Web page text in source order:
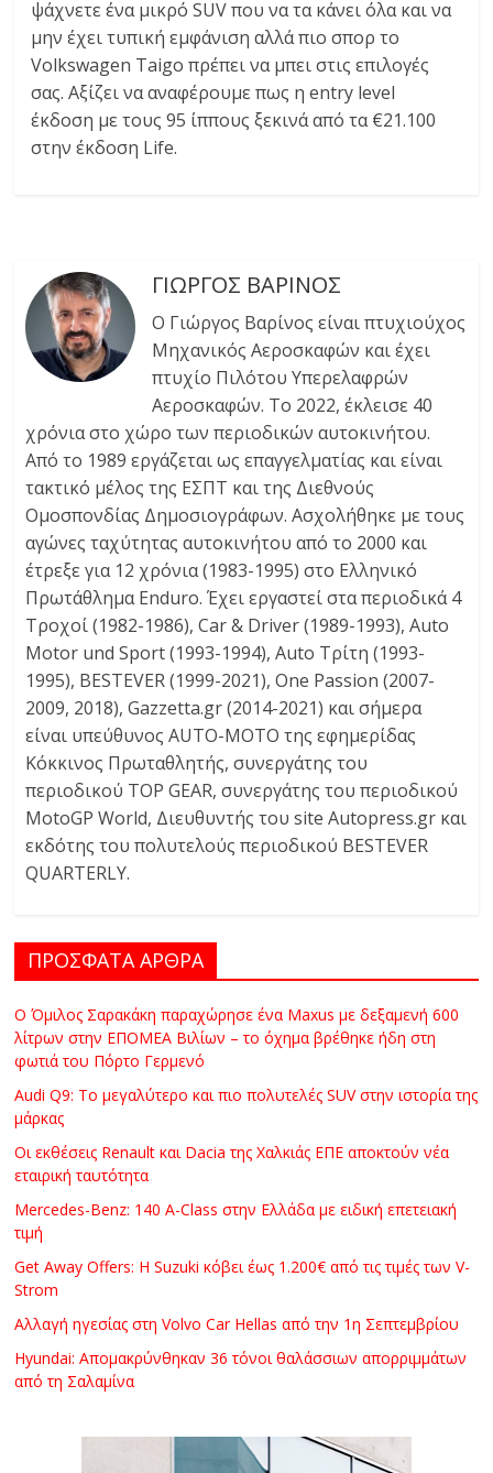
ψάχνετε ένα μικρό SUV που να τα κάνει όλα και να
μην έχει τυπική εμφάνιση αλλά πιο σπορ το
Volkswagen Taigo πρέπει να μπει στις επιλογές
σας. Αξίζει να αναφέρουμε πως η entry level
έκδοση με τους 95 ίππους ξεκινά από τα €21.100
στην έκδοση Life.
ΓΙΩΡΓΟΣ ΒΑΡΙΝΟΣ
Ο Γιώργος Βαρίνος είναι πτυχιούχος
Μηχανικός Αεροσκαφών και έχει
πτυχίο Πιλότου Υπερελαφρών
Αεροσκαφών. Tο 2022, έκλεισε 40
χρόνια στο χώρο των περιοδικών αυτοκινήτου.
Από το 1989 εργάζεται ως επαγγελματίας και είναι
τακτικό μέλος της ΕΣΠΤ και της Διεθνούς
Ομοσπονδίας Δημοσιογράφων. Ασχολήθηκε με τους
αγώνες ταχύτητας αυτοκινήτου από το 2000 και
έτρεξε για 12 χρόνια (1983-1995) στο Ελληνικό
Πρωτάθλημα Enduro. Έχει εργαστεί στα περιοδικά 4
Τροχοί (1982-1986), Car & Driver (1989-1993), Auto
Motor und Sport (1993-1994), Auto Τρίτη (1993-
1995), BESTEVER (1999-2021), One Passion (2007-
2009, 2018), Gazzetta.gr (2014-2021) και σήμερα
είναι υπεύθυνος AUTO-MOTO της εφημερίδας
Κόκκινος Πρωταθλητής, συνεργάτης του
περιοδικού TOP GEAR, συνεργάτης του περιοδικού
MotoGP World, Διευθυντής του site Autopress.gr και
εκδότης τoυ πολυτελούς περιοδικού BESTEVER
QUARTERLY.
ΠΡΟΣΦΑΤΑ ΑΡΘΡΑ
Ο Όμιλος Σαρακάκη παραχώρησε ένα Maxus με δεξαμενή 600
λίτρων στην ΕΠΟΜΕΑ Βιλίων – το όχημα βρέθηκε ήδη στη
φωτιά του Πόρτο Γερμενό
Audi Q9: Το μεγαλύτερο και πιο πολυτελές SUV στην ιστορία της
μάρκας
Οι εκθέσεις Renault και Dacia της Χαλκιάς ΕΠΕ αποκτούν νέα
εταιρική ταυτότητα
Mercedes-Benz: 140 A-Class στην Ελλάδα με ειδική επετειακή
τιμή
Get Away Offers: Η Suzuki κόβει έως 1.200€ από τις τιμές των V-
Strom
Αλλαγή ηγεσίας στη Volvo Car Hellas από την 1η Σεπτεμβρίου
Hyundai: Απομακρύνθηκαν 36 τόνοι θαλάσσιων απορριμμάτων
από τη Σαλαμίνα